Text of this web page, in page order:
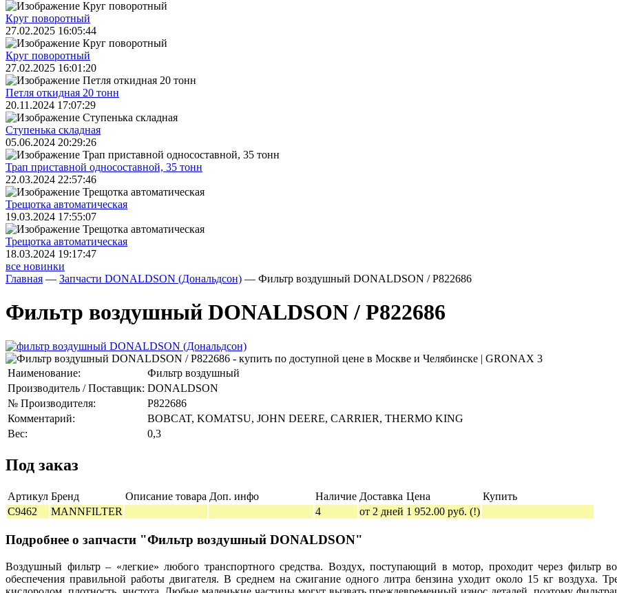
Круг поворотный
27.02.2025 16:05:44
Круг поворотный
27.02.2025 16:01:20
Петля откидная 20 тонн
20.11.2024 17:07:29
Ступенька складная
05.06.2024 20:29:26
Трап приставной односоставной, 35 тонн
22.03.2024 22:57:46
Трещoтка автоматическая
19.03.2024 17:55:07
Трещoтка автоматическая
18.03.2024 19:17:47
все новинки
Главная — Запчасти DONALDSON (Дональдсон) — Фильтр воздушный DONALDSON / P822686
Фильтр воздушный DONALDSON / P822686
Наименование:
Фильтр воздушный
Производитель / Поставщик: DONALDSON
№ Производителя:
P822686
Комментарий:
BOBCAT, KOMATSU, JOHN DEERE, CARRIER, THERMO KING
Вес:
0,3
Под заказ
Артикул Бренд Описание товара Доп. инфо Наличие Доставка Цена
Купить
C9462
MANNFILTER 4 от 2 дней 1 952.00 руб. (!)
Подробнее о запчасти "Фильтр воздушный DONALDSON"
Воздушный фильтр – «легкие» любого транспортного средства. Воздух, поступающий в мотор, проходит через фильтр
обеспечения правильной работы двигателя. В среднем на сжигание одного литра бензина уходит около 15 кг воздуха.